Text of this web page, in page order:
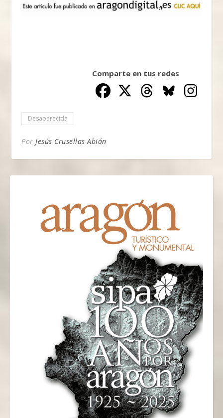
Comparte en tus redes
Desaparecida
Por Jesús Crusellas Abián